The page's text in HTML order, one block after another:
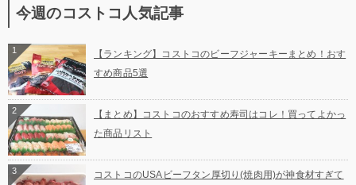
今週のコストコ人気記事
1
【ランキング】コストコのビーフジャーキーまとめ！おす
すめ商品5選
2
【まとめ】コストコのおすすめ寿司はコレ！買ってよかっ
た商品リスト
3
コストコのUSAビーフタン厚切り(焼肉用)が神食材すぎて